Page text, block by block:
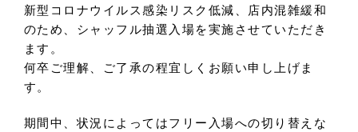
新型コロナウイルス感染リスク低減、店内混雑緩和
のため、シャッフル抽選入場を実施させていただき
ます。
何卒ご理解、ご了承の程宜しくお願い申し上げま
す。
期間中、状況によってはフリー入場への切り替えな